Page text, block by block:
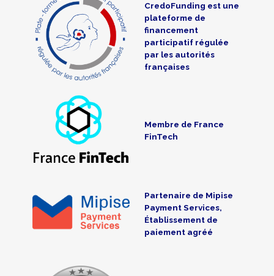
CredoFunding est une
plateforme de
financement
participatif régulée
par les autorités
françaises
Membre de France
FinTech
Partenaire de Mipise
Payment Services,
Établissement de
paiement agréé